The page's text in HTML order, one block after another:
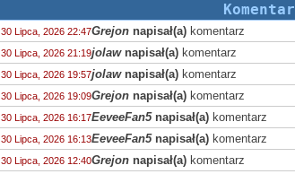
30 Lipca, 2026 22:47Grejon napisał(a) komentarz
30 Lipca, 2026 21:19jolawnapisał(a) komentarz
30 Lipca, 2026 19:57jolawnapisał(a) komentarz
30 Lipca, 2026 19:09Grejon napisał(a) komentarz
30 Lipca, 2026 16:17EeveeFan5napisał(a) komentarz
30 Lipca, 2026 16:13EeveeFan5napisał(a) komentarz
30 Lipca, 2026 12:40Grejon napisał(a) komentarz